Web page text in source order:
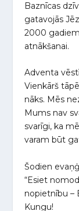
Baznīcas
gatavojās
2000
atnākšanai.
Adventa
Vienkārš
nāks. Mēs
Mums nav
svarīgi, ka
varam būt
Šodien
“Esiet
nopietnību –
Kungu!